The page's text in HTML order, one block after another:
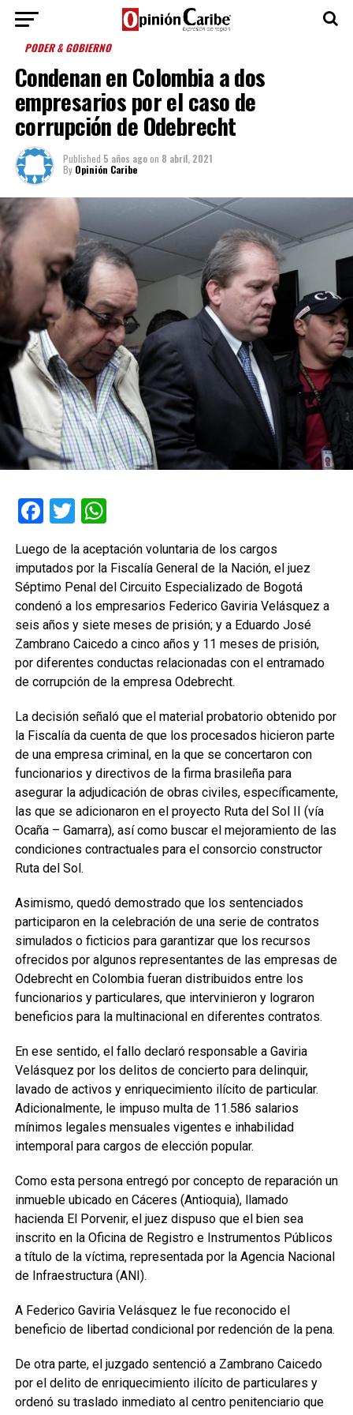
PODER & GOBIERNO
Condenan en Colombia a dos
empresarios por el caso de
corrupción de Odebrecht
Published 5 años agoon 8 abril, 2021
By Opinión Caribe
Facebook
TwitterWhatsApp
Luego de la aceptación voluntaria de los cargos
imputados por la Fiscalía General de la Nación, el juez
Séptimo Penal del Circuito Especializado de Bogotá
condenó a los empresarios Federico Gaviria Velásquez a
seis años y siete meses de prisión; y a Eduardo José
Zambrano Caicedo a cinco años y 11 meses de prisión,
por diferentes conductas relacionadas con el entramado
de corrupción de la empresa Odebrecht.
La decisión señaló que el material probatorio obtenido por
la Fiscalía da cuenta de que los procesados hicieron parte
de una empresa criminal, en la que se concertaron con
funcionarios y directivos de la firma brasileña para
asegurar la adjudicación de obras civiles, específicamente,
las que se adicionaron en el proyecto Ruta del Sol II (vía
Ocaña – Gamarra), así como buscar el mejoramiento de las
condiciones contractuales para el consorcio constructor
Ruta del Sol.
Asimismo, quedó demostrado que los sentenciados
participaron en la celebración de una serie de contratos
simulados o ficticios para garantizar que los recursos
ofrecidos por algunos representantes de las empresas de
Odebrecht en Colombia fueran distribuidos entre los
funcionarios y particulares, que intervinieron y lograron
beneficios para la multinacional en diferentes contratos.
En ese sentido, el fallo declaró responsable a Gaviria
Velásquez por los delitos de concierto para delinquir,
lavado de activos y enriquecimiento ilícito de particular.
Adicionalmente, le impuso multa de 11.586 salarios
mínimos legales mensuales vigentes e inhabilidad
intemporal para cargos de elección popular.
Como esta persona entregó por concepto de reparación un
inmueble ubicado en Cáceres (Antioquia), llamado
hacienda El Porvenir, el juez dispuso que el bien sea
inscrito en la Oficina de Registro e Instrumentos Públicos
a título de la víctima, representada por la Agencia Nacional
de Infraestructura (ANI).
A Federico Gaviria Velásquez le fue reconocido el
beneficio de libertad condicional por redención de la pena.
De otra parte, el juzgado sentenció a Zambrano Caicedo
por el delito de enriquecimiento ilícito de particulares y
ordenó su traslado inmediato al centro penitenciario que